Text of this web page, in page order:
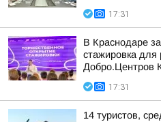
17:31
В Краснодаре
стажировка для
Добро.Центров
17:31
14 туристов,